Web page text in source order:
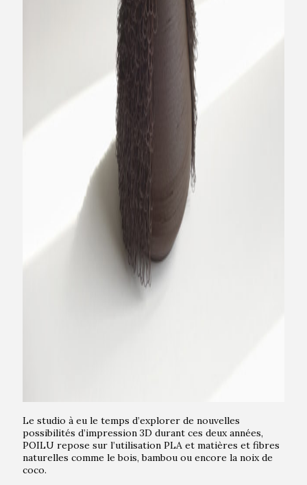
Le studio à eu le temps d’explorer de nouvelles
possibilités d’impression 3D durant ces deux années,
POILU repose sur l’utilisation PLA et matières et fibres
naturelles comme le bois, bambou ou encore la noix de
coco.